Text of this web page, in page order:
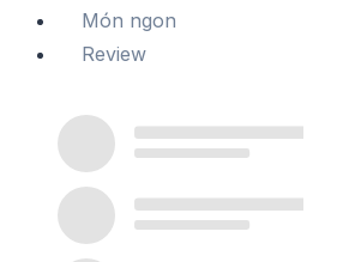
Món ngon
Review